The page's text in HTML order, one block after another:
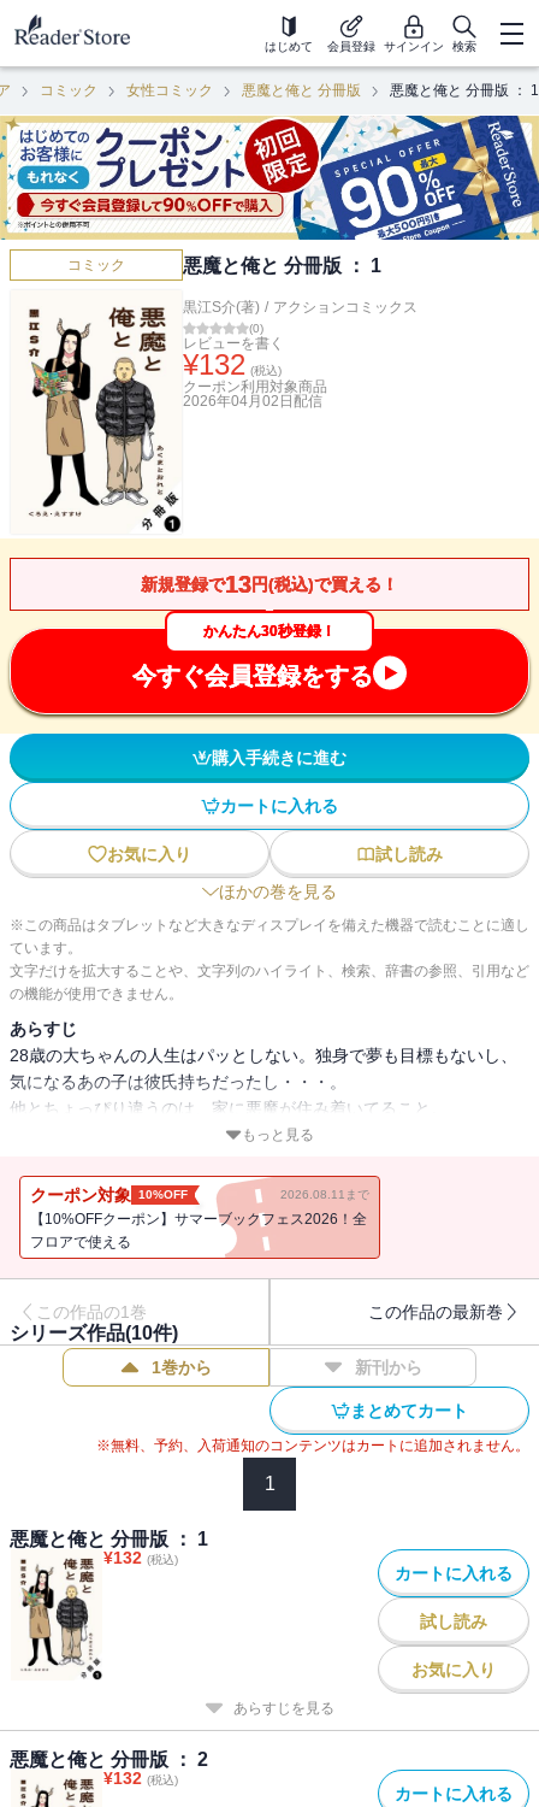
はじめて 会員登録 サインイン 検索
コミック 女性コミック 悪魔と俺と 分冊版 悪魔と俺と 分冊版 ： 1
コミック 悪魔と俺と 分冊版 ： 1
黒江S介(著) / アクションコミックス
(0)
レビューを書く
¥132 (税込)
クーポン利用対象商品
2026年04月02日 配信
新規登録で13円(税込)で買える！
かんたん30秒登録！
今すぐ会員登録をする
購入手続きに進む
カートに入れる
お気に入り
試し読み
ほかの巻を見る
※この商品はタブレットなど大きなディスプレイを備えた機器で読むことに適し
ています。
文字だけを拡大することや、文字列のハイライト、検索、辞書の参照、引用など
の機能が使用できません。
あらすじ
28歳の大ちゃんの人生はパッとしない。独身で夢も目標もないし、
気になるあの子は彼氏持ちだったし・・・。
他とちょっぴり違うのは、家に悪魔が住み着いてること。
人間をそそのかしたり悪さをするでもなく、「プラごみは分別して
関西弁オカンな悪魔とフツーの成人男性の、温かくて愛おしい日
常。
もっと見る
クーポン対象 10%OFF 2026.08.11まで
【10%OFFクーポン】サマーブックフェス2026！全
フロアで使える
この作品の1巻 この作品の最新巻
シリーズ作品(10件)
1巻から 新刊から
まとめてカート
※無料、予約、入荷通知のコンテンツはカートに追加されません。
1
悪魔と俺と 分冊版 ： 1
¥132 (税込)
カートに入れる
試し読み
お気に入り
あらすじを見る
悪魔と俺と 分冊版 ： 2
¥132 (税込)
カートに入れる